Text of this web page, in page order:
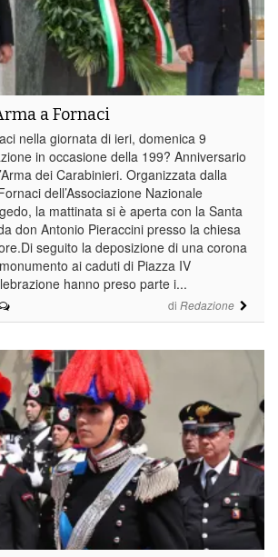
di Redazione
a Fornaci
nella giornata di ieri, domenica 9
in occasione della 199? Anniversario
dei Carabinieri. Organizzata dalla
dell’Associazione Nazionale
la mattinata si è aperta con la Santa
don Antonio Pieraccini presso la chiesa
seguito la deposizione di una corona
ai caduti di Piazza IV
hanno preso parte i...